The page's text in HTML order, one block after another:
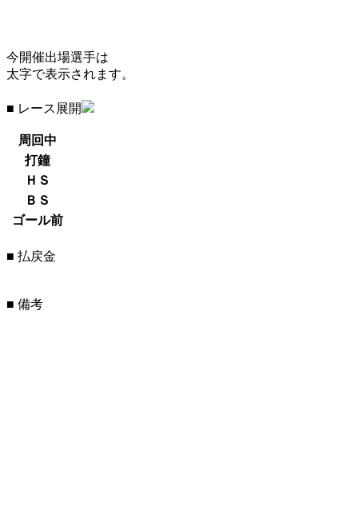
今開催出場選手は
太字で表示されます。
■ レース展開
周回中
打鐘
ＨＳ
ＢＳ
ゴール前
■ 払戻金
■ 備考